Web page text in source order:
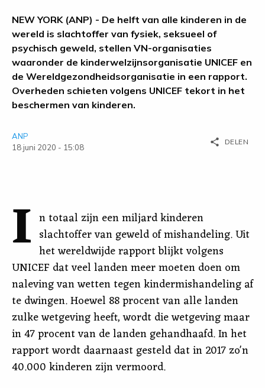
NEW YORK (ANP) - De helft van alle kinderen in de
wereld is slachtoffer van fysiek, seksueel of
psychisch geweld, stellen VN-organisaties
waaronder de kinderwelzijnsorganisatie UNICEF en
de Wereldgezondheidsorganisatie in een rapport.
Overheden schieten volgens UNICEF tekort in het
beschermen van kinderen.
ANP
18 juni 2020 - 15:08
share DELEN
I n totaal zijn een miljard kinderen
slachtoffer van geweld of mishandeling. Uit
het wereldwijde rapport blijkt volgens
UNICEF dat veel landen meer moeten doen om
naleving van wetten tegen kindermishandeling af
te dwingen. Hoewel 88 procent van alle landen
zulke wetgeving heeft, wordt die wetgeving maar
in 47 procent van de landen gehandhaafd. In het
rapport wordt daarnaast gesteld dat in 2017 zo'n
40.000 kinderen zijn vermoord.